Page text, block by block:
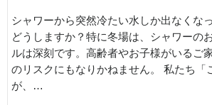
シャワーから突然冷たい水しか出なくな
どうしますか？特に冬場は、シャワーの
ルは深刻です。高齢者やお子様がいるご
のリスクにもなりかねません。 私たち「
が、…